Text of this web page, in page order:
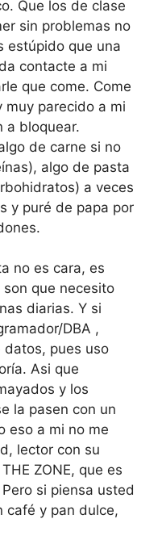
Que los de clase
sin problemas no
estúpido que una
contacte a mi
que come. Come
muy parecido a mi
a bloquear.
de carne si no
algo de pasta
a veces
y puré de papa por
no es cara, es
que necesito
diarias. Y si
DBA ,
pues uso
Asi que
y los
la pasen con un
eso a mi no me
lector con su
ZONE, que es
si piensa usted
café y pan dulce,